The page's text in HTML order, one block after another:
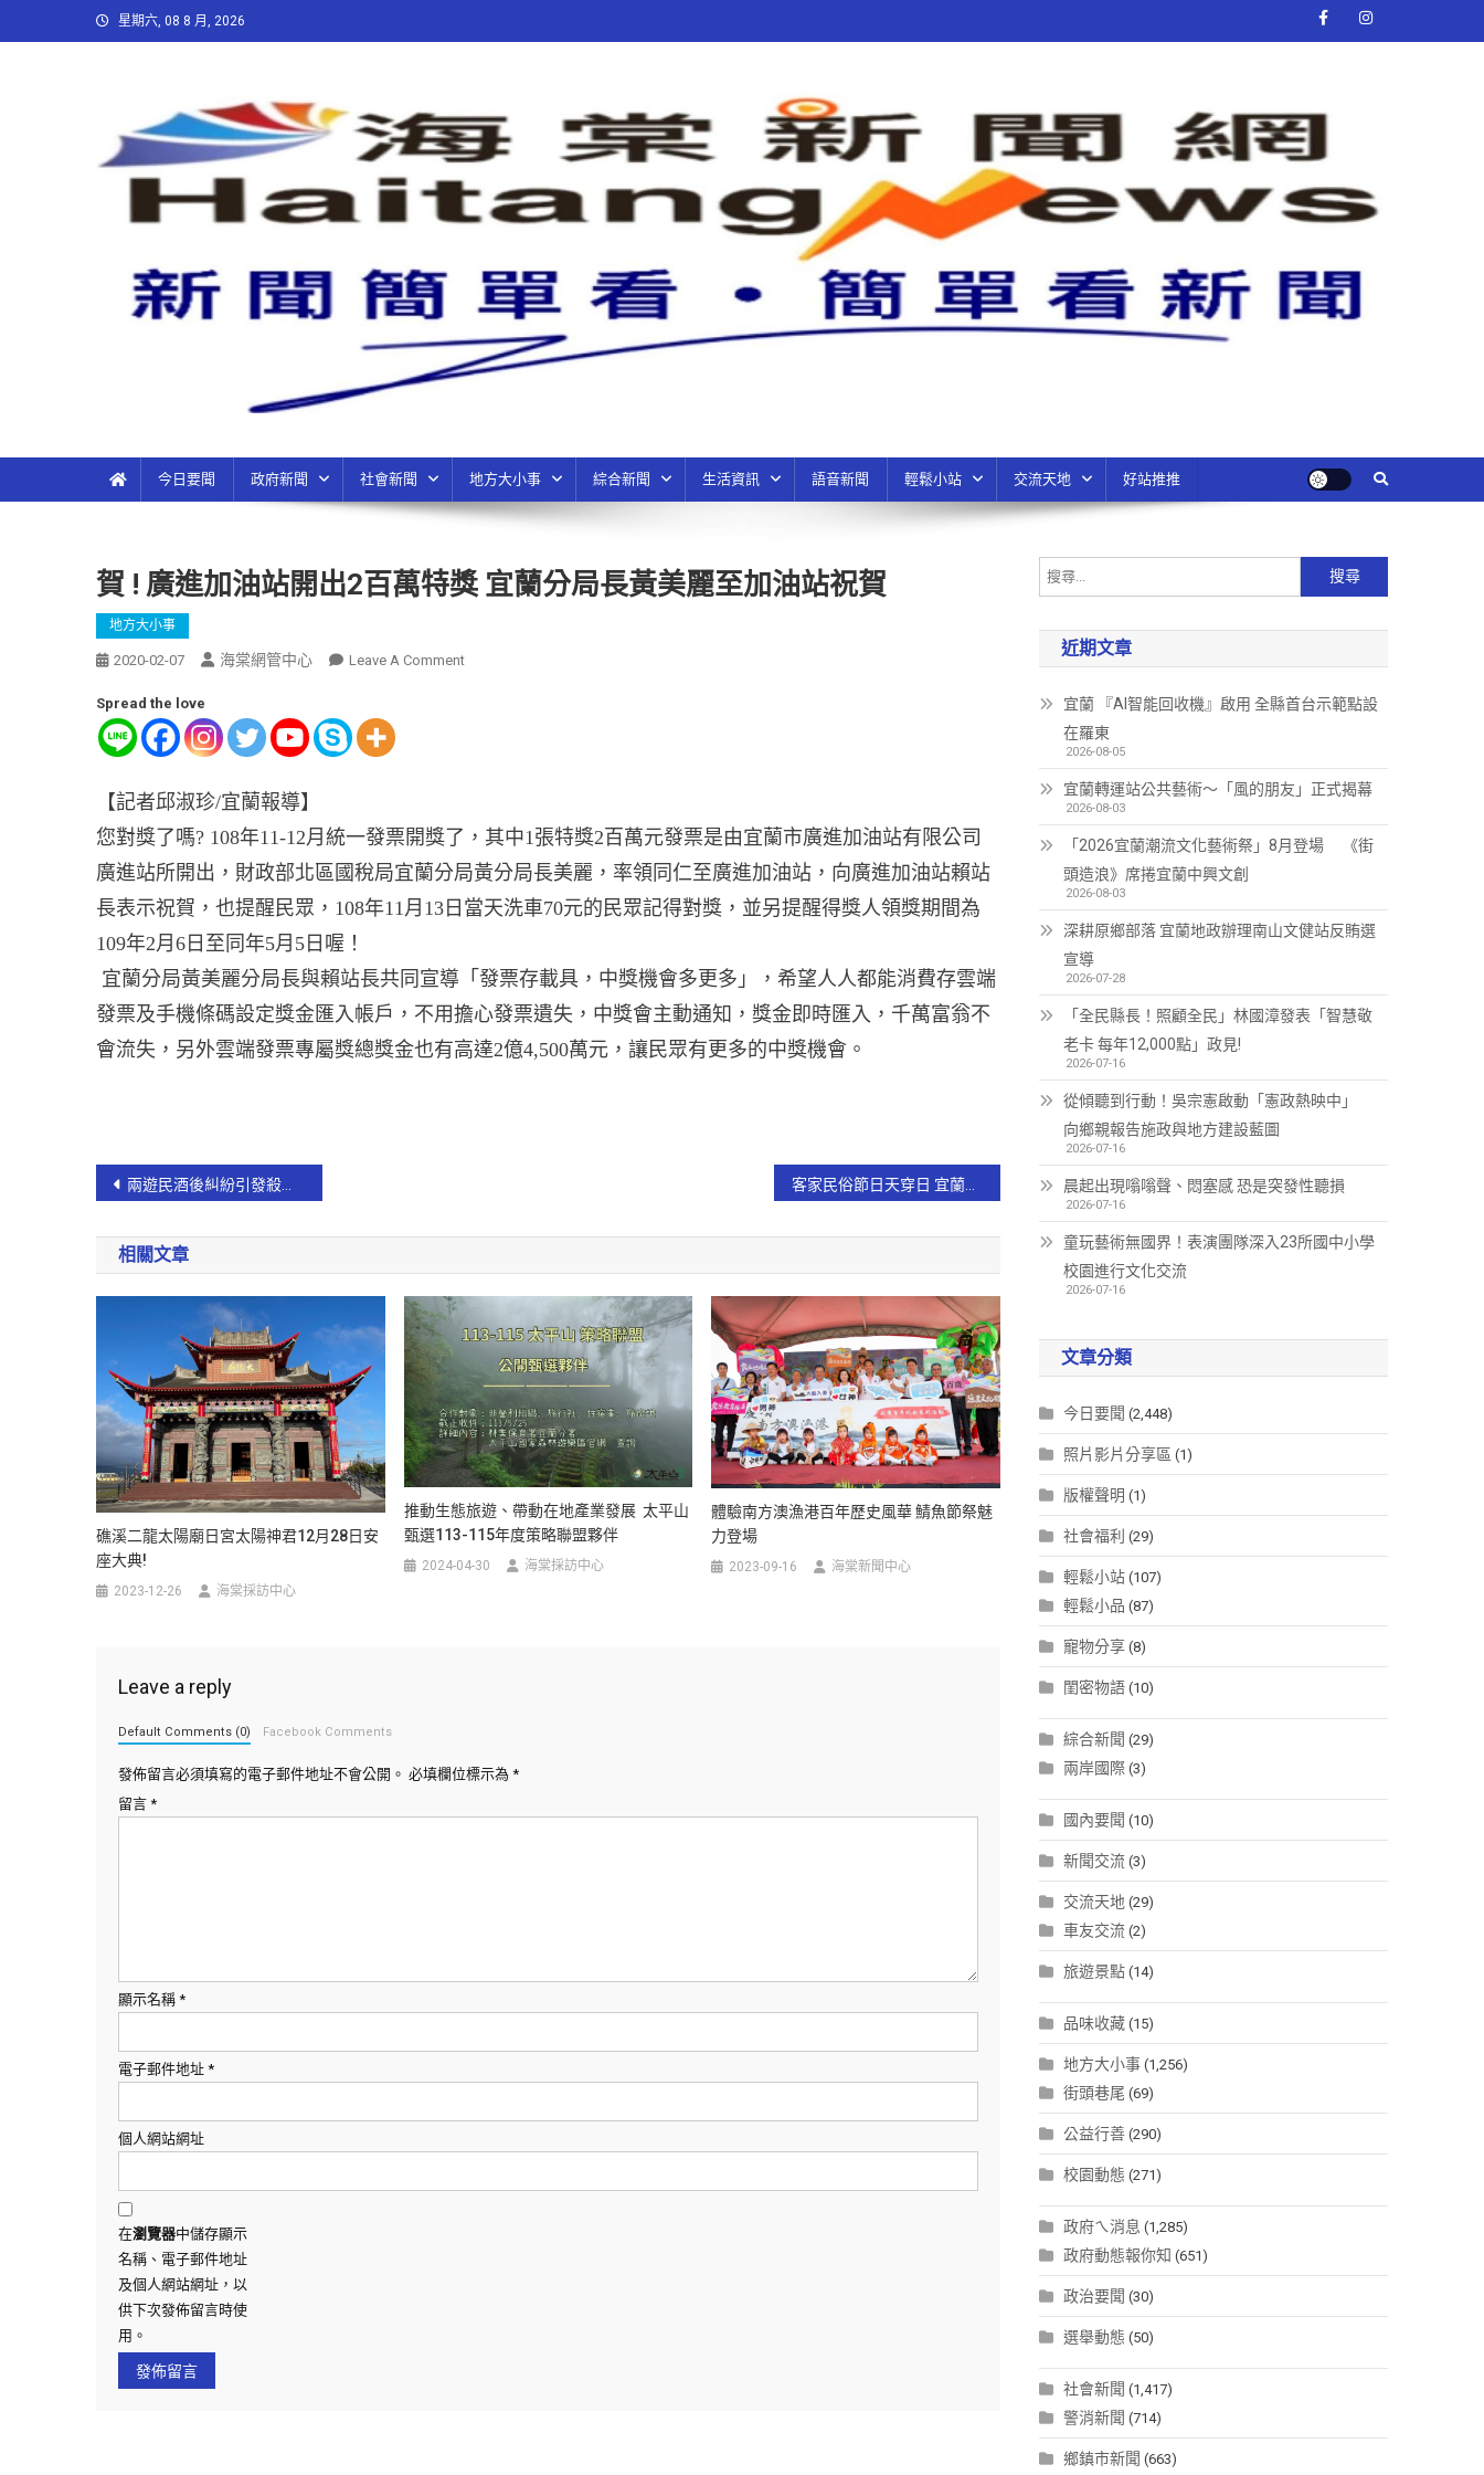
星期六, 08 8 月, 2026
今日要聞 政府新聞 社會新聞 地方大小事 綜合新聞 生活資訊 語音新聞 輕鬆小站 交流天地 好站推推
賀 ! 廣進加油站開出2百萬特獎 宜蘭分局長黃美麗至加油站祝賀
地方大小事
2020-02-07 海棠網管中心 Leave A Comment
Spread the love
【記者邱淑珍/宜蘭報導】
您對獎了嗎? 108年11-12月統一發票開獎了，其中1張特獎2百萬元發票是由宜蘭市廣進加油站有限公司
廣進站所開出，財政部北區國稅局宜蘭分局黃分局長美麗，率領同仁至廣進加油站，向廣進加油站賴站
長表示祝賀，也提醒民眾，108年11月13日當天洗車70元的民眾記得對獎，並另提醒得獎人領獎期間為
109年2月6日至同年5月5日喔！
宜蘭分局黃美麗分局長與賴站長共同宣導「發票存載具，中獎機會多更多」，希望人人都能消費存雲端
發票及手機條碼設定獎金匯入帳戶，不用擔心發票遺失，中獎會主動通知，獎金即時匯入，千萬富翁不
會流失，另外雲端發票專屬獎總獎金也有高達2億4,500萬元，讓民眾有更多的中獎機會。
兩遊民酒後糾紛引發殺機 宜警迅速逮捕移送法辦
相關文章
礁溪二龍太陽廟日宮太陽神君12月28日安
座大典!
2023-12-26 海棠採訪中心
推動生態旅遊、帶動在地產業發展 太平山
甄選113-115年度策略聯盟夥伴
2024-04-30 海棠採訪中心
體驗南方澳漁港百年歷史風華 鯖魚節祭魅
力登場
2023-09-16 海棠新聞中心
Leave a reply
Default Comments (0) Facebook Comments
發佈留言必須填寫的電子郵件地址不會公開。 必填欄位標示為 *
留言 *
顯示名稱 *
電子郵件地址 *
個人網站網址
在瀏覽器中儲存顯示
名稱、電子郵件地址
及個人網站網址，以
供下次發佈留言時使
用。
近期文章
宜蘭 『AI智能回收機』啟用 全縣首台示範點設
在羅東
2026-08-05
宜蘭轉運站公共藝術～「風的朋友」正式揭幕
2026-08-03
「2026宜蘭潮流文化藝術祭」8月登場 《街
頭造浪》席捲宜蘭中興文創
2026-08-03
深耕原鄉部落 宜蘭地政辦理南山文健站反賄選
宣導
2026-07-28
「全民縣長！照顧全民」林國漳發表「智慧敬
老卡 每年12,000點」政見!
2026-07-16
從傾聽到行動！吳宗憲啟動「憲政熱映中」
向鄉親報告施政與地方建設藍圖
2026-07-16
晨起出現嗡嗡聲、悶塞感 恐是突發性聽損
2026-07-16
童玩藝術無國界！表演團隊深入23所國中小學
校園進行文化交流
2026-07-16
文章分類
今日要聞 (2,448)
照片影片分享區 (1)
版權聲明 (1)
社會福利 (29)
輕鬆小站 (107)
輕鬆小品 (87)
寵物分享 (8)
閨密物語 (10)
綜合新聞 (29)
兩岸國際 (3)
國內要聞 (10)
新聞交流 (3)
交流天地 (29)
車友交流 (2)
旅遊景點 (14)
品味收藏 (15)
地方大小事 (1,256)
街頭巷尾 (69)
公益行善 (290)
校園動態 (271)
政府ㄟ消息 (1,285)
政府動態報你知 (651)
政治要聞 (30)
選舉動態 (50)
社會新聞 (1,417)
警消新聞 (714)
鄉鎮市新聞 (663)